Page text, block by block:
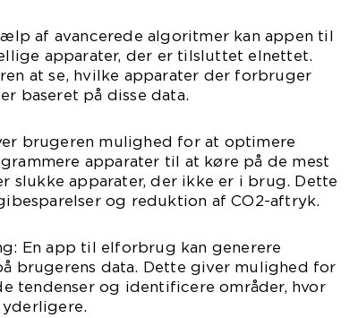
af avancerede algoritmer kan appen til
apparater, der er tilsluttet elnettet.
at se, hvilke apparater der forbruger
baseret på disse data.
brugeren mulighed for at optimere
apparater til at køre på de mest
slukke apparater, der ikke er i brug. Dette
og reduktion af CO2-aftryk.
En app til elforbrug kan generere
brugerens data. Dette giver mulighed for
tendenser og identificere områder, hvor